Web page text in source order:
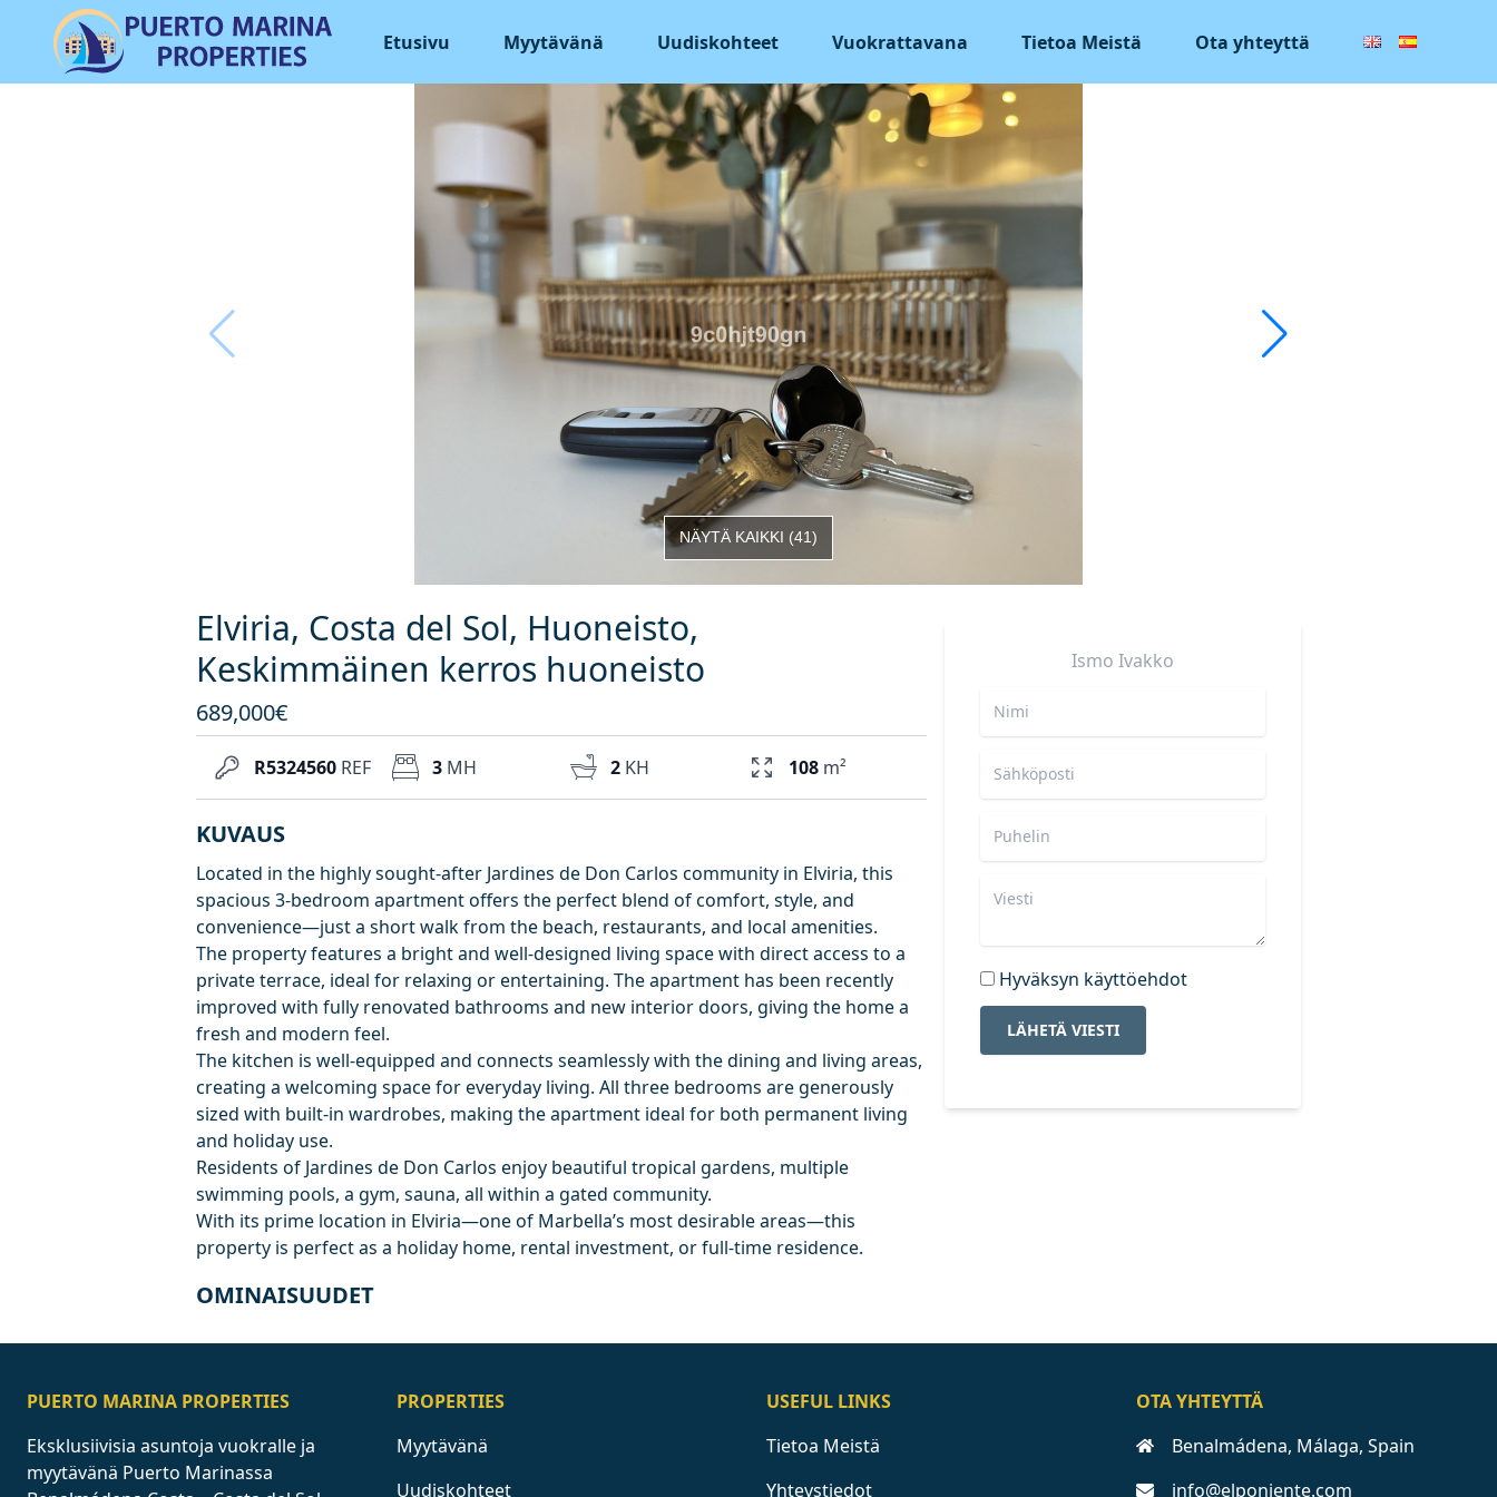
Etusivu Myytävänä Uudiskohteet Vuokrattavana Tietoa Meistä Ota yhteyttä
NÄYTÄ KAIKKI (41)
Elviria, Costa del Sol, Huoneisto,
Keskimmäinen kerros huoneisto
689,000€
R5324560 REF 3 MH 2 KH 108 m²
KUVAUS
Located in the highly sought-after Jardines de Don Carlos community in Elviria, this
spacious 3-bedroom apartment offers the perfect blend of comfort, style, and
convenience—just a short walk from the beach, restaurants, and local amenities.
The property features a bright and well-designed living space with direct access to a
private terrace, ideal for relaxing or entertaining. The apartment has been recently
improved with fully renovated bathrooms and new interior doors, giving the home a
fresh and modern feel.
The kitchen is well-equipped and connects seamlessly with the dining and living areas,
creating a welcoming space for everyday living. All three bedrooms are generously
sized with built-in wardrobes, making the apartment ideal for both permanent living
and holiday use.
Residents of Jardines de Don Carlos enjoy beautiful tropical gardens, multiple
swimming pools, a gym, sauna, all within a gated community.
With its prime location in Elviria—one of Marbella’s most desirable areas—this
property is perfect as a holiday home, rental investment, or full-time residence.
OMINAISUUDET
Ismo Ivakko
Hyväksyn käyttöehdot
LÄHETÄ VIESTI
PUERTO MARINA PROPERTIES
Eksklusiivisia asuntoja vuokralle ja
myytävänä Puerto Marinassa
PROPERTIES
Myytävänä
Uudiskohteet
USEFUL LINKS
Tietoa Meistä
Yhteystiedot
OTA YHTEYTTÄ
Benalmádena, Málaga, Spain
info@elponiente.com